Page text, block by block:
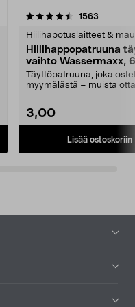
1563
Hiilihapotuslaitteet &
Hiilihappopatruuna
vaihto Wassermaxx,
Täyttöpatruuna, joka
myymälästä – muista
3,00
Lisää ostoskoriin
4.5viidestä